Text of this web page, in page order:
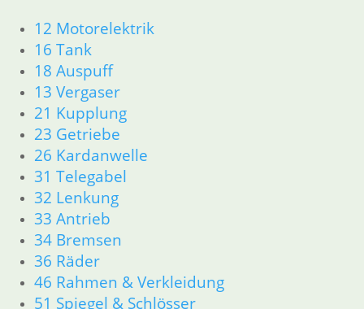
12 Motorelektrik
16 Tank
18 Auspuff
13 Vergaser
21 Kupplung
23 Getriebe
26 Kardanwelle
31 Telegabel
32 Lenkung
33 Antrieb
34 Bremsen
36 Räder
46 Rahmen & Verkleidung
51 Spiegel & Schlösser
46 Rahmen & Verkleidung
51 Spiegel & Schlösser
52 Sitzbank
61 Fahrzeugelektrik
62 Instrumente
R45 & R65LS
11 Motor
Dichtungen
Zylinderkopf
Kolben/Kolbenringe
12 Motorelektrik
13 Vergaser
18 Auspuff
21 Kupplung